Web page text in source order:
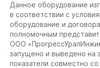
Данное оборудование
в соответствии с
оборудование и
полномочным
ООО
запущено и выведено на
показатели совместно